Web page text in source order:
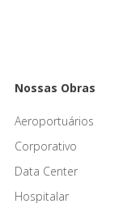
Nossas Obras
Aeroportuários
Corporativo
Data Center
Hospitalar